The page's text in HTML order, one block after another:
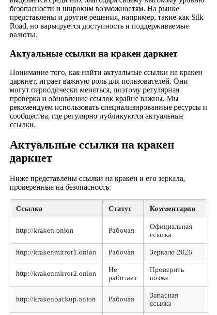
безопасности и широким возможностям. На рынке
представлены и другие решения, например, такие как Silk
Road, но варьируется доступность и поддерживаемые
валюты.
Актуальные ссылки на кракен даркнет
Понимание того, как найти актуальные ссылки на кракен
даркнет, играет важную роль для пользователей. Они
могут периодически меняться, поэтому регулярная
проверка и обновление ссылок крайне важны. Мы
рекомендуем использовать специализированные ресурсы и
сообщества, где регулярно публикуются актуальные
ссылки.
Актуальные ссылки на кракен
даркнет
Ниже представлены ссылки на кракен и его зеркала,
проверенные на безопасность:
Ссылка Статус Комментарии
http://kraken.onion Рабочая
Официальная
ссылка
http://krakenmirror1.onion Рабочая Зеркало 2026
http://krakenmirror2.onion
Не
работает
Проверить
позже
http://krakenbackup.onion Рабочая
Запасная
ссылка